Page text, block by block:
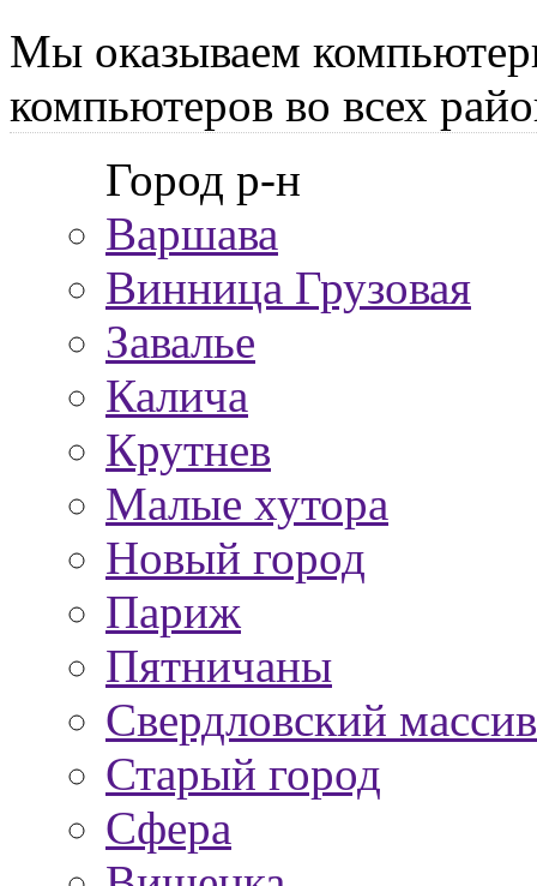
Мы оказываем
компьютеров во всех
Город р-н
Варшава
Винница Грузовая
Завалье
Калича
Крутнев
Малые хутора
Новый город
Париж
Пятничаны
Свердловский массив
Старый город
Сфера